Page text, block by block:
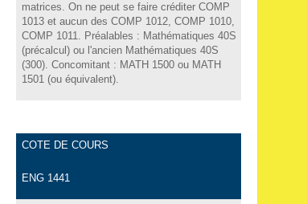
matrices. On ne peut se faire créditer COMP
1013 et aucun des COMP 1012, COMP 1010,
COMP 1011. Préalables : Mathématiques 40S
(précalcul) ou l'ancien Mathématiques 40S
(300). Concomitant : MATH 1500 ou MATH
1501 (ou équivalent).
COTE DE COURS
ENG 1441